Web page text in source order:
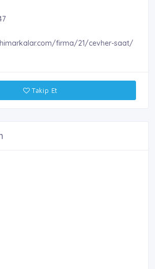
firma/21/cevher-saat/
Takip Et